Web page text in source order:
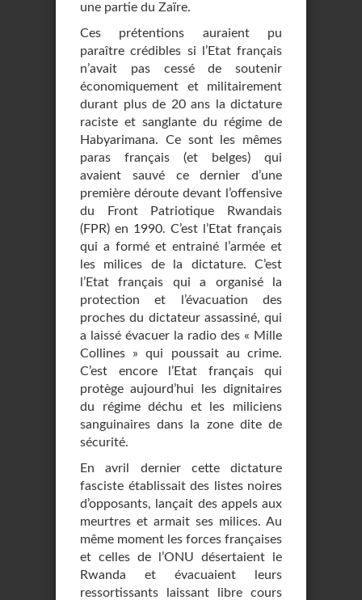
une partie du Zaïre.
Ces prétentions auraient pu
paraître crédibles si l’Etat français
n’avait pas cessé de soutenir
économiquement et militairement
durant plus de 20 ans la dictature
raciste et sanglante du régime de
Habyarimana. Ce sont les mêmes
paras français (et belges) qui
avaient sauvé ce dernier d’une
première déroute devant l’offensive
du Front Patriotique Rwandais
(FPR) en 1990. C’est l’Etat français
qui a formé et entrainé l’armée et
les milices de la dictature. C’est
l’Etat français qui a organisé la
protection et l’évacuation des
proches du dictateur assassiné, qui
a laissé évacuer la radio des « Mille
Collines » qui poussait au crime.
C’est encore l’Etat français qui
protège aujourd’hui les dignitaires
du régime déchu et les miliciens
sanguinaires dans la zone dite de
sécurité.
En avril dernier cette dictature
fasciste établissait des listes noires
d’opposants, lançait des appels aux
meurtres et armait ses milices. Au
même moment les forces françaises
et celles de l’ONU désertaient le
Rwanda et évacuaient leurs
ressortissants laissant libre cours